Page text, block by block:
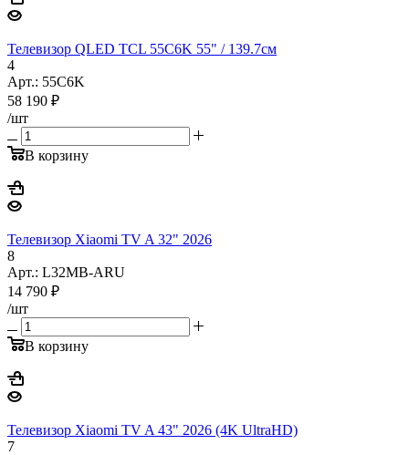
Телевизор QLED TCL 55C6K 55" / 139.7см
4
Арт.: 55C6K
58 190 ₽
/шт
В корзину
Телевизор Xiaomi TV A 32" 2026
8
Арт.: L32MB-ARU
14 790 ₽
/шт
В корзину
Телевизор Xiaomi TV A 43" 2026 (4K UltraHD)
7